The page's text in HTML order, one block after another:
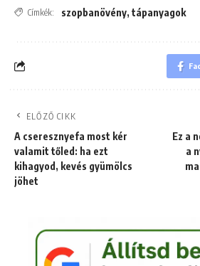
Címkék: szopbanövény, tápanyagok
ELŐZŐ CIKK
A cseresznyefa most kér
valamit tőled: ha ezt
kihagyod, kevés gyümölcs
jöhet
Ez a
a